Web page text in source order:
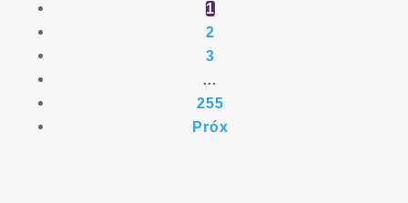
1
2
3
…
255
Próx